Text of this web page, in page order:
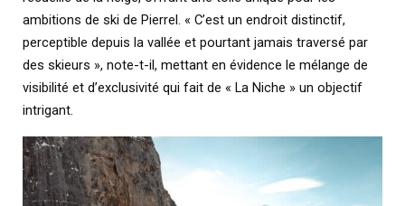
ambitions de ski de Pierrel. « C’est un endroit distinctif,
perceptible depuis la vallée et pourtant jamais traversé par
des skieurs », note-t-il, mettant en évidence le mélange de
visibilité et d’exclusivité qui fait de « La Niche » un objectif
intrigant.